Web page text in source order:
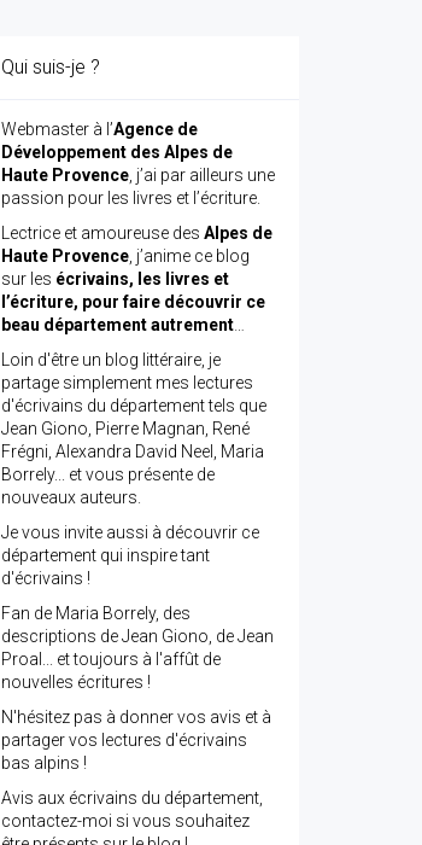
Qui suis-je ?
Webmaster à l’Agence de
Développement des Alpes de
Haute Provence, j’ai par ailleurs une
passion pour les livres et l’écriture.
Lectrice et amoureuse des Alpes de
Haute Provence, j’anime ce blog
sur les écrivains, les livres et
l’écriture, pour faire découvrir ce
beau département autrement…
Loin d'être un blog littéraire, je
partage simplement mes lectures
d'écrivains du département tels que
Jean Giono, Pierre Magnan, René
Frégni, Alexandra David Neel, Maria
Borrely... et vous présente de
nouveaux auteurs.
Je vous invite aussi à découvrir ce
département qui inspire tant
d'écrivains !
Fan de Maria Borrely, des
descriptions de Jean Giono, de Jean
Proal... et toujours à l'affût de
nouvelles écritures !
N'hésitez pas à donner vos avis et à
partager vos lectures d'écrivains
bas alpins !
Avis aux écrivains du département,
contactez-moi si vous souhaitez